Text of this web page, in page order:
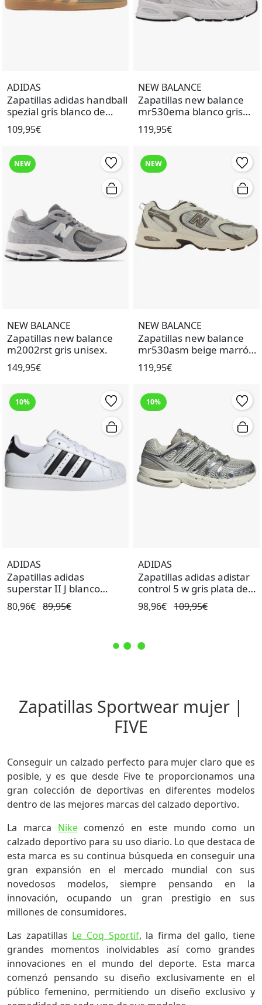
ADIDAS
Zapatillas adidas handball
spezial gris blanco de
mujer.
109,95€
NEW BALANCE
Zapatillas new balance
mr530ema blanco gris
unisex.
119,95€
NEW
NEW BALANCE
Zapatillas new balance
m2002rst gris unisex.
149,95€
NEW
NEW BALANCE
Zapatillas new balance
mr530asm beige marrón
de mujer.
119,95€
10%
ADIDAS
Zapatillas adidas
superstar II J blanco
negro de niño.
80,96€ 89,95€
10%
ADIDAS
Zapatillas adidas adistar
control 5 w gris plata de
mujer.
98,96€ 109,95€
Zapatillas Sportwear mujer |
FIVE
Conseguir un calzado perfecto para mujer claro que es
posible, y es que desde Five te proporcionamos una
gran colección de deportivas en diferentes modelos
dentro de las mejores marcas del calzado deportivo.
La marca Nikecomenzó en este mundo como un
calzado deportivo para su uso diario. Lo que destaca de
esta marca es su continua búsqueda en conseguir una
gran expansión en el mercado mundial con sus
novedosos modelos, siempre pensando en la
innovación, ocupando un gran prestigio en sus
millones de consumidores.
Las zapatillas Le Coq Sportif, la firma del gallo, tiene
grandes momentos inolvidables así como grandes
innovaciones en el mundo del deporte. Esta marca
comenzó pensando su diseño exclusivamente en el
público femenino, permitiendo un diseño exclusivo y